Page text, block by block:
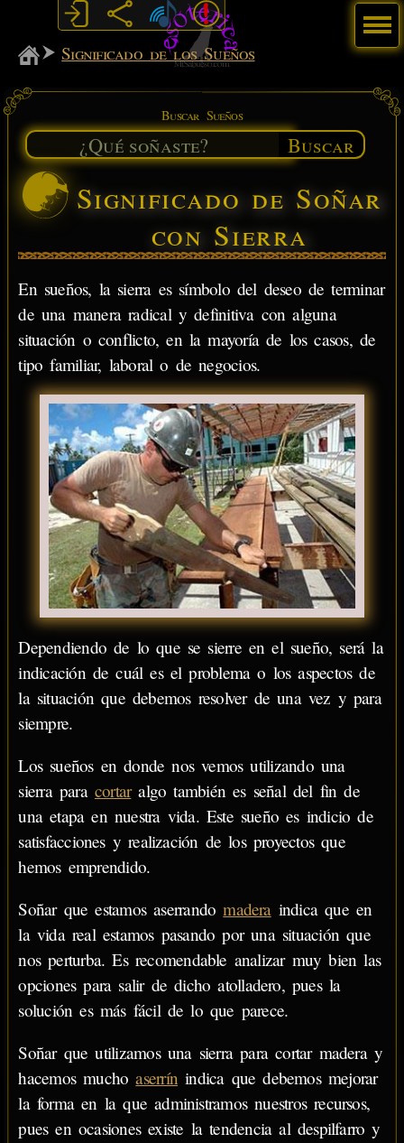
MiSabueso
Significado de los Sueños
Buscar Sueños
Buscar
Significado de Soñar
con Sierra
En sueños, la sierra es símbolo del deseo de terminar
de una manera radical y definitiva con alguna
situación o conflicto, en la mayoría de los casos, de
tipo familiar, laboral o de negocios.
Dependiendo de lo que se sierre en el sueño, será la
indicación de cuál es el problema o los aspectos de
la situación que debemos resolver de una vez y para
siempre.
Los sueños en donde nos vemos utilizando una
sierra para cortaralgo también es señal del fin de
una etapa en nuestra vida. Este sueño es indicio de
satisfacciones y realización de los proyectos que
hemos emprendido.
Soñar que estamos aserrandomaderaindica que en
la vida real estamos pasando por una situación que
nos perturba. Es recomendable analizar muy bien las
opciones para salir de dicho atolladero, pues la
solución es más fácil de lo que parece.
Soñar que utilizamos una sierra para cortar madera y
hacemos muchoaserrín indica que debemos mejorar
la forma en la que administramos nuestros recursos,
pues en ocasiones existe la tendencia al despilfarro y
Menú